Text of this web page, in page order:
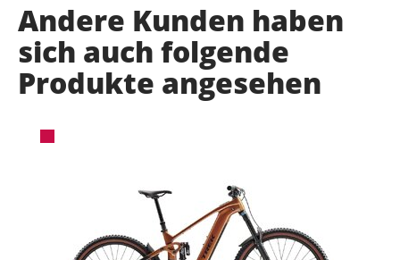
Andere Kunden haben
sich auch folgende
Produkte angesehen